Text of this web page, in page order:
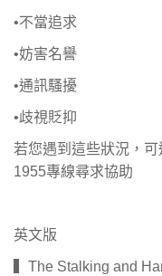
•不當追求
•妨害名譽
•通訊騷擾
•歧視貶抑
若您遇到這些狀況，
1955專線尋求協助
英文版
▍The Stalking and